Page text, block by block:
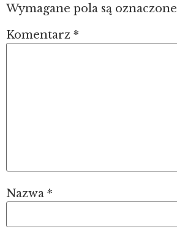
Wymagane pola są oznaczone
Komentarz *
Nazwa *